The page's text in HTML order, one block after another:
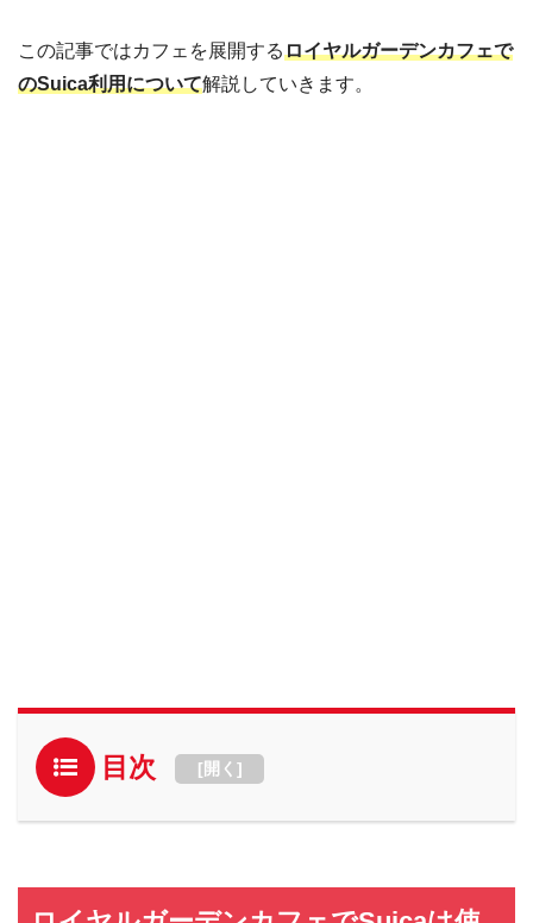
この記事ではカフェを展開するロイヤルガーデンカフェで
のSuica利用について解説していきます。
目次 [開く ]